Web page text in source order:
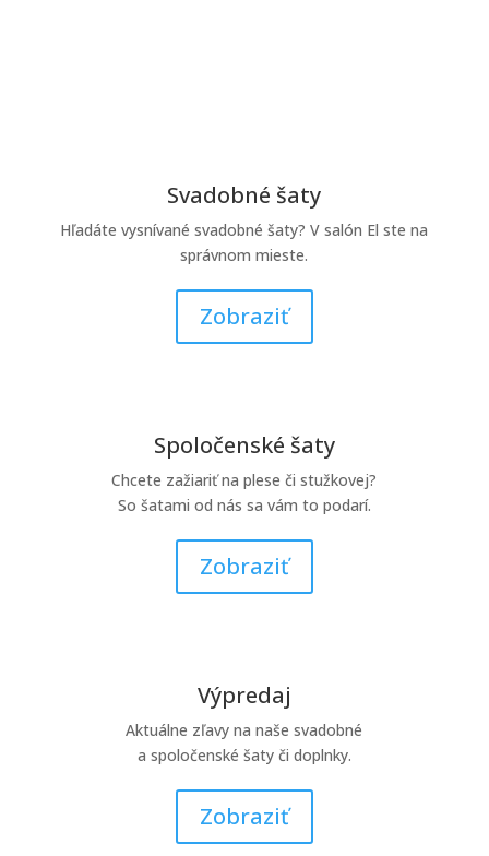
Svadobné šaty
Hľadáte vysnívané svadobné šaty? V salón El ste na
správnom mieste.
Zobraziť
Spoločenské šaty
Chcete zažiariť na plese či stužkovej?
So šatami od nás sa vám to podarí.
Zobraziť
Výpredaj
Aktuálne zľavy na naše svadobné
a spoločenské šaty či doplnky.
Zobraziť